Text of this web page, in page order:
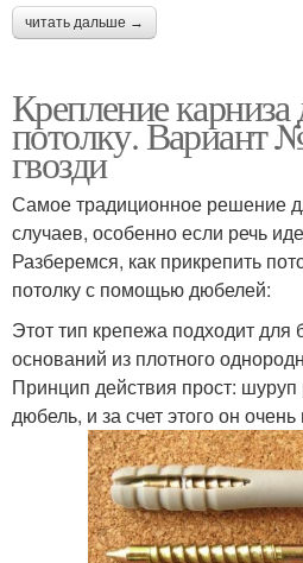
читать дальше →
Крепление
потолку. Вариант
гвозди
Самое традиционное решение
случаев, особенно если речь
Разберемся, как прикрепить
потолку с помощью дюбелей:
Этот тип крепежа подходит для
оснований из плотного
Принцип действия прост:
дюбель, и за счет этого он